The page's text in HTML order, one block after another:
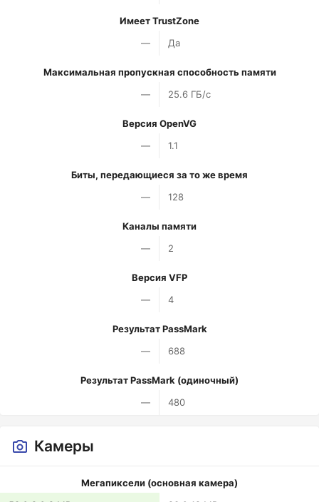
Имеет TrustZone
—
Да
Максимальная пропускная способность памяти
—
25.6 ГБ/с
Версия OpenVG
—
1.1
Биты, передающиеся за то же время
—
128
Каналы памяти
—
2
Версия VFP
—
4
Результат PassMark
—
688
Результат PassMark (одиночный)
—
480
Камеры
Мегапиксели (основная камера)